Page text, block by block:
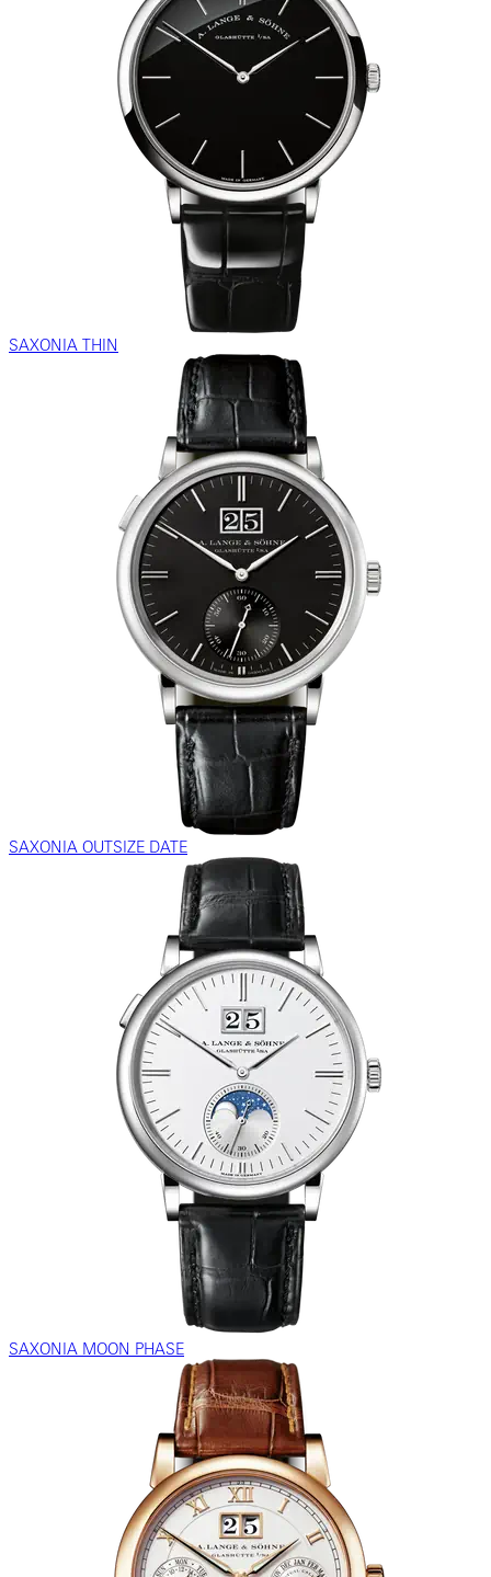
SAXONIA THIN
SAXONIA OUTSIZE DATE
SAXONIA MOON PHASE